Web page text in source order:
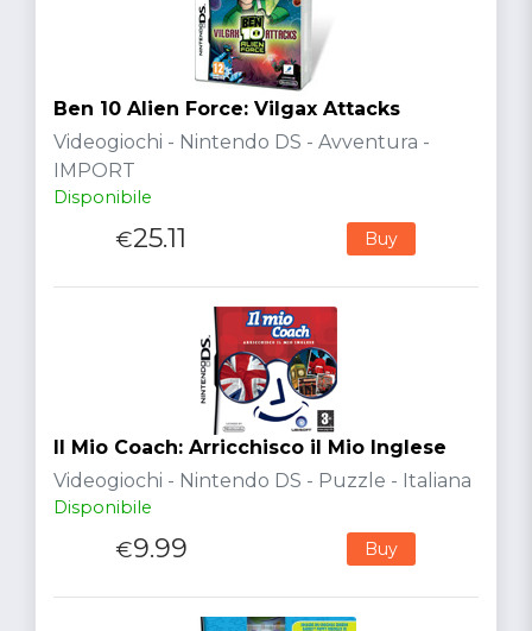
Ben 10 Alien Force: Vilgax Attacks
Videogiochi - Nintendo DS - Avventura -
IMPORT
Disponibile
€25.11 Buy
Il Mio Coach: Arricchisco il Mio Inglese
Videogiochi - Nintendo DS - Puzzle - Italiana
Disponibile
€9.99 Buy